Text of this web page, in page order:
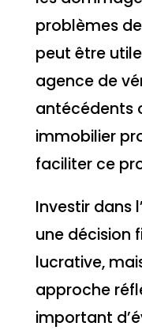
problèmes
peut être
agence de
antécédents
immobilier
faciliter ce
Investir dans
une décision
lucrative,
approche
important